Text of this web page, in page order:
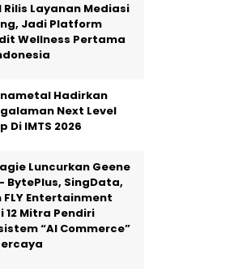
Rilis Layanan Mediasi
Jadi Platform
Wellness Pertama
Hadirkan
Next Level
Di IMTS 2026
Luncurkan Geene
BytePlus, SingData,
FLY Entertainment
12 Mitra Pendiri
“AI Commerce”